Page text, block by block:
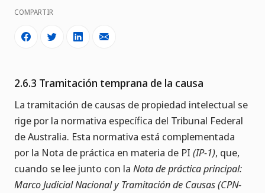
COMPARTIR
2.6.3 Tramitación temprana de la causa
La tramitación de causas de propiedad intelectual se
rige por la normativa específica del Tribunal Federal
de Australia. Esta normativa está complementada
por la Nota de práctica en materia de PI (IP-1), que,
cuando se lee junto con la Nota de práctica principal:
Marco Judicial Nacional y Tramitación de Causas (CPN-